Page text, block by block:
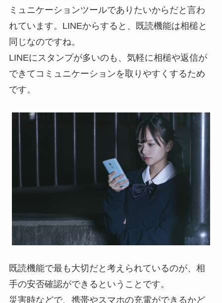
ミュニケーションツールでありたいからだと言わ
れています。LINEからすると、既読機能は相槌と
同じなのですね。
LINEにスタンプが多いのも、気軽に相槌や返信が
できてコミュニケーションを取りやすくするため
です。
既読機能で最も大切だと考えられているのが、相
手の安否確認ができるということです。
災害時などで、携帯やスマホの充電ができるかど